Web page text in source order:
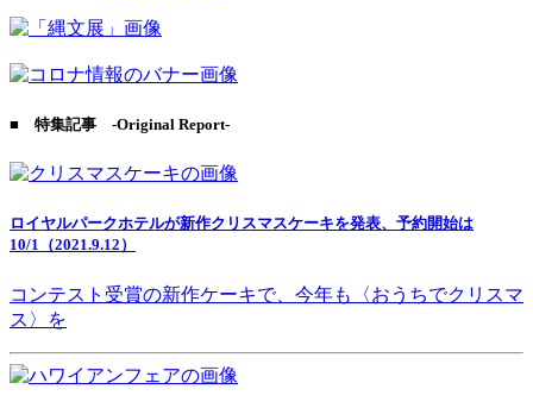
■ 特集記事 -Original Report-
ロイヤルパークホテルが新作クリスマスケーキを発表、予約開始は
10/1（2021.9.12）
コンテスト受賞の新作ケーキで、今年も〈おうちでクリスマ
ス〉を